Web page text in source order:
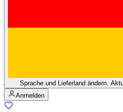
Sprache und Lieferland ändern.
Anmelden